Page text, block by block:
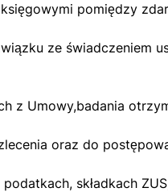
pomiędzy
ze świadczeniem
z Umowy,badania
oraz do
składkach